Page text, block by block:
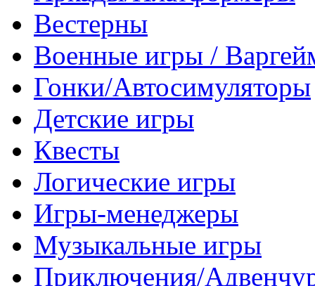
Вестерны
Военные игры /
Гонки/Автосимуляторы
Детские игры
Квесты
Логические игры
Игры-менеджеры
Музыкальные игры
Приключения/